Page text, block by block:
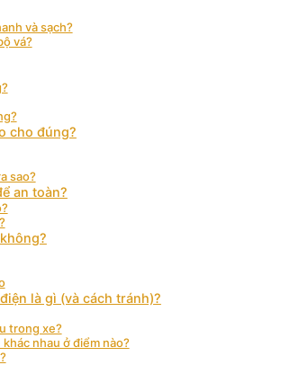
và sạch?
vá?
cho đúng?
sao?
an toàn?
là gì (và cách tránh)?
trong xe?
nhau ở điểm nào?